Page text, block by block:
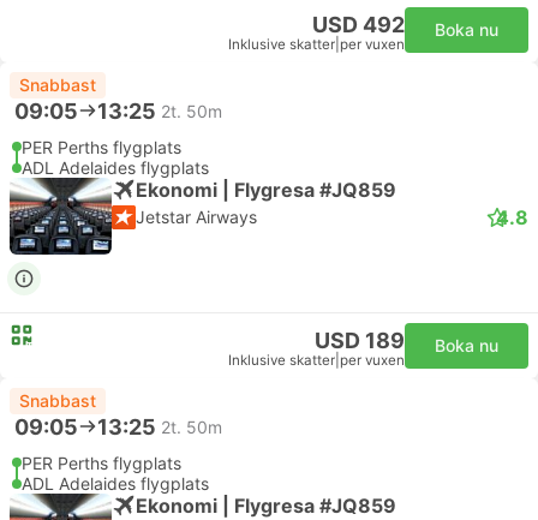
USD 492
Inklusive skatter per vuxen
Boka nu
Snabbast
09:05 13:25 2t. 50m
PER Perths flygplats
ADL Adelaides flygplats
Ekonomi | Flygresa #JQ859
Jetstar Airways 4.8
USD 189
Inklusive skatter per vuxen
Boka nu
Snabbast
09:05 13:25 2t. 50m
PER Perths flygplats
ADL Adelaides flygplats
Ekonomi | Flygresa #JQ859